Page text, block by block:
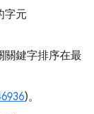
字元
關鍵字排序在最
)。